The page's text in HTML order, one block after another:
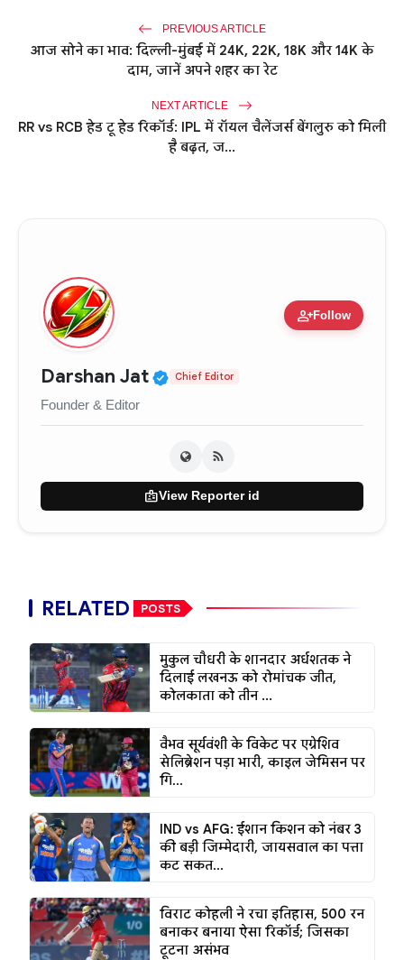
PREVIOUS ARTICLE
आज सोने का भाव: दिल्ली-मुंबई में 24K, 22K, 18K और 14K के
दाम, जानें अपने शहर का रेट
NEXT ARTICLE
RR vs RCB हेड टू हेड रिकॉर्ड: IPL में रॉयल चैलेंजर्स बेंगलुरु को मिली
है बढ़त, ज...
person_addFollow
Darshan Jat Verified Public Figure •
Chief Editor
Founder & Editor
badgeView Reporter id
RELATED POSTS
मुकुल चौधरी के शानदार अर्धशतक ने
दिलाई लखनऊ को रोमांचक जीत,
कोलकाता को तीन ...
वैभव सूर्यवंशी के विकेट पर एग्रेशिव
सेलिब्रेशन पड़ा भारी, काइल जेमिसन पर
गि...
IND vs AFG: ईशान किशन को नंबर 3
की बड़ी जिम्मेदारी, जायसवाल का पत्ता
कट सकत...
विराट कोहली ने रचा इतिहास, 500 रन
बनाकर बनाया ऐसा रिकॉर्ड; जिसका
टूटना असंभव